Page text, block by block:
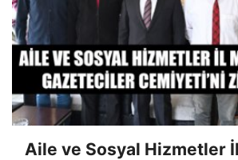
Aile ve Sosyal Hizmetler